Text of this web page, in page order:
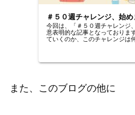
＃５０週チャレンジ、始め
今回は、「＃５０週チャレンジ
意表明的な記事となっておりま
ていくのか、このチャレンジは
が書かれた記事になっていま
また、このブログの他に